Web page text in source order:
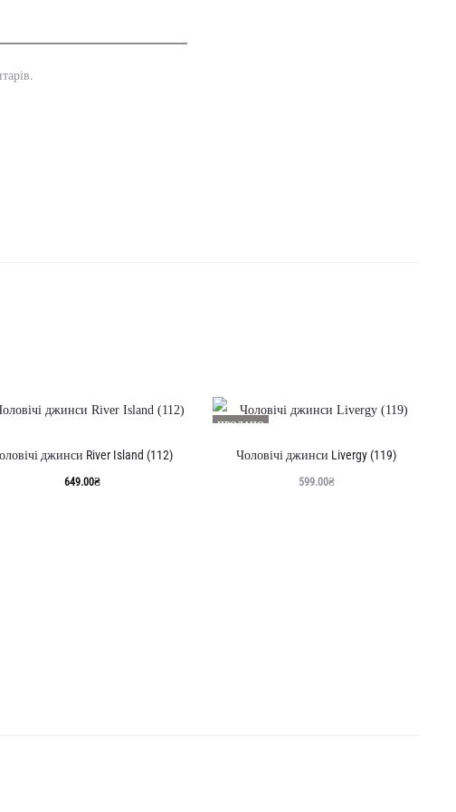
джинси River Island (112)
649.00₴
ПРОДАНО
Чоловічі джинси Livergy (119)
599.00₴